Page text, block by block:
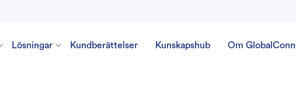
Lösningar Kundberättelser Kunskapshub Om